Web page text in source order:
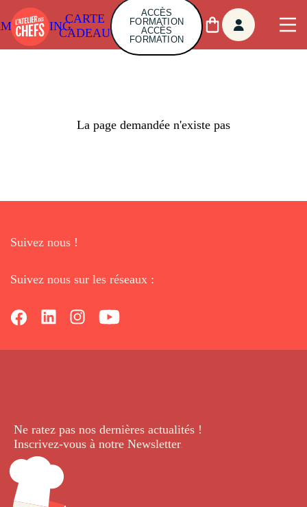
CARTE
CADEAU
ACCÈS
FORMATION
ACCÈS
FORMATION
La page demandée n'existe pas
Suivez nous !
Suivez nous sur les réseaux :
Ne ratez pas nos dernières actualités !
Inscrivez-vous à notre Newsletter.